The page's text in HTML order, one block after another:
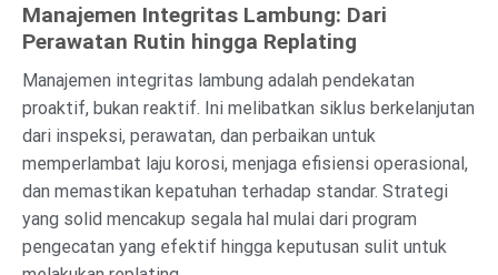
Manajemen Integritas Lambung: Dari
Perawatan Rutin hingga Replating
Manajemen integritas lambung adalah pendekatan
proaktif, bukan reaktif. Ini melibatkan siklus berkelanjutan
dari inspeksi, perawatan, dan perbaikan untuk
memperlambat laju korosi, menjaga efisiensi operasional,
dan memastikan kepatuhan terhadap standar. Strategi
yang solid mencakup segala hal mulai dari program
pengecatan yang efektif hingga keputusan sulit untuk